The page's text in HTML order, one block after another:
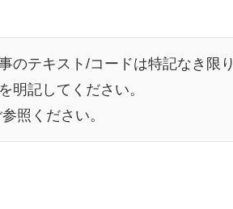
のテキスト/コードは特記なき限り
明記してください。
照ください。